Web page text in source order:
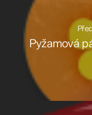
Pyžamová